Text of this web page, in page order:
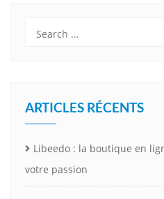
ARTICLES RÉCENTS
Libeedo : la boutique en
votre passion